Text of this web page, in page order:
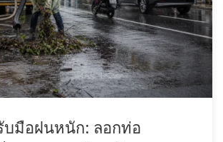
บมือฝนหนัก: ลอกท่อ